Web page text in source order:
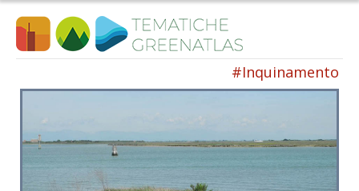
Iscriviti alla nostra newsletter
Rimani aggiornato sulle nostre iniziative e l'andamento del
nostro progetto di ricerca.
Salta
al
contenuto
#Inquinamento